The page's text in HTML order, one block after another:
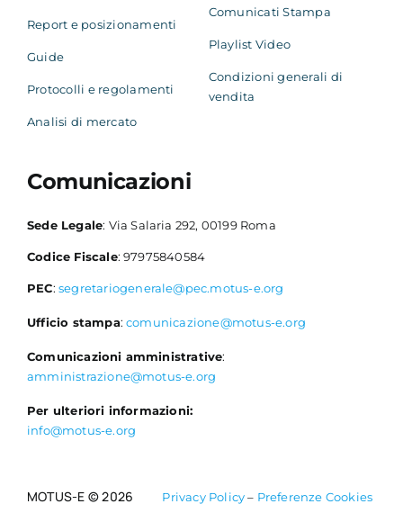
Report e posizionamenti
Guide
Protocolli e regolamenti
Analisi di mercato
Comunicati Stampa
Playlist Video
Condizioni generali di
vendita
Comunicazioni
Sede Legale: Via Salaria 292, 00199 Roma
Codice Fiscale: 97975840584
PEC: segretariogenerale@pec.motus-e.org
Ufficio stampa:comunicazione@motus-e.org
Comunicazioni amministrative:
amministrazione@motus-e.org
Per ulteriori informazioni:
info@motus-e.org
MOTUS-E © 2026 Privacy Policy– Preferenze Cookies